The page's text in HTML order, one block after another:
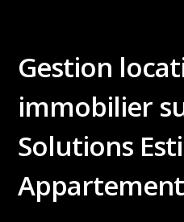
Gestion
immobilier
Solutions